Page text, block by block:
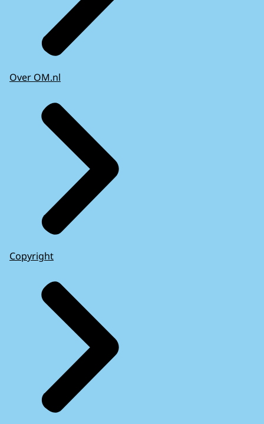
Over OM.nl
Copyright